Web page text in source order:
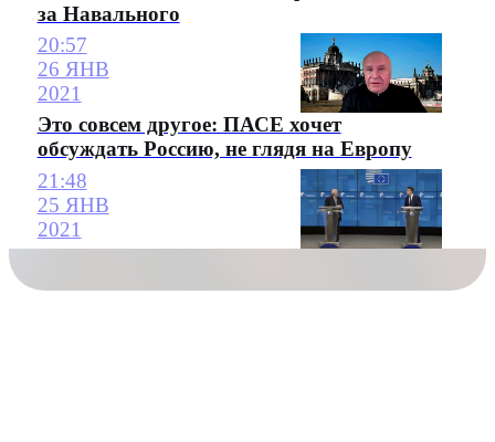
за Навального
20:57
26 ЯНВ
2021
Это совсем другое: ПАСЕ хочет
обсуждать Россию, не глядя на Европу
21:48
25 ЯНВ
2021